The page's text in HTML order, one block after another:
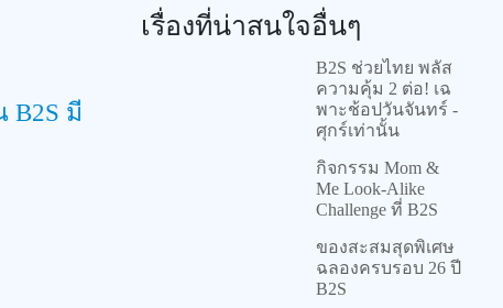
มี
เรื่องที่น่าสนใจอื่นๆ
B2S ช่วยไทย พลัส
ความคุ้ม 2 ต่อ! เฉ
พาะช้อปวันจันทร์ -
ศุกร์เท่านั้น
กิจกรรม Mom &
Me Look-Alike
Challenge ที่ B2S
ของสะสมสุดพิเศษ
ฉลองครบรอบ 26 ปี
B2S